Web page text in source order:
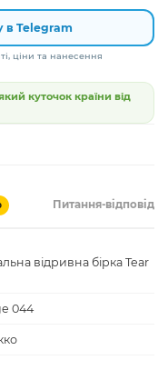
в Telegram
ціни та нанесення
куточок країни від
Питання-відповідь
відривна бірка Tear
044